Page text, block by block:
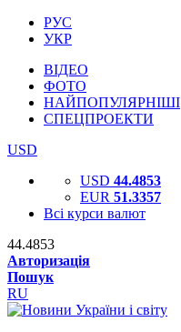
РУС
УКР
ВІДЕО
ФОТО
НАЙПОПУЛЯРНІШІ
СПЕЦПРОЕКТИ
USD
USD 44.4853
EUR 51.3357
Всі курси валют
44.4853
Авторизація
Пошук
RU